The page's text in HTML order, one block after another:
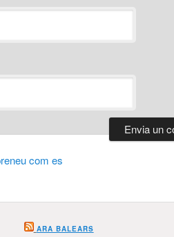
com es
ARA BALEARS